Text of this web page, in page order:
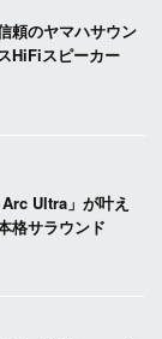
頼のヤマハサウン
HiFiスピーカー
Ultra」が叶え
格サラウンド